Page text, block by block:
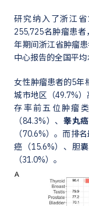
研究纳入了浙江
255,725名肿瘤患
年期间浙江省肿瘤
中心报告的全国平
女性肿瘤患者的5年
城市地区（49.7%
存率前五位肿瘤
（84.3%）、 睾丸癌
（70.6%）。而排
癌（15.6%）、胆
（31.0%）。